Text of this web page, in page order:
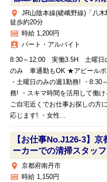
place
JR山陰本線(嵯峨野線)「八木
徒歩約20分
money 時給 1,200円
assignment_ind パート・アルバイト
8:30～12:00 実働3.5H 土曜日
のみ 車通勤もOK ★アピール
・土曜日のみの週1勤務! ・8:30
務! ・スキマ時間を活用して働
ご自宅近くでお仕事お探しの方
応じます! ・女性...
【お仕事No.J126-3】
ーカーでの清掃スタッフ
place 京都府南丹市
money 時給 1,150円